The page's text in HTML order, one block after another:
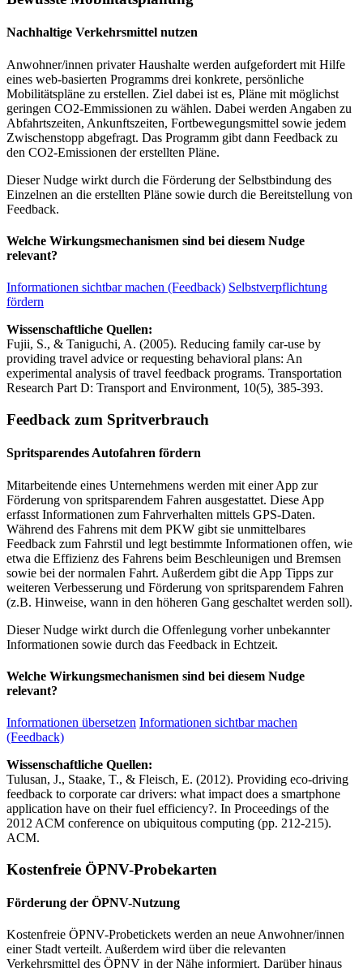
Nachhaltige Verkehrsmittel nutzen
Anwohner/innen privater Haushalte werden aufgefordert mit Hilfe
eines web-basierten Programms drei konkrete, persönliche
Mobilitätspläne zu erstellen. Ziel dabei ist es, Pläne mit möglichst
geringen CO2-Emmissionen zu wählen. Dabei werden Angaben zu
Abfahrtszeiten, Ankunftszeiten, Fortbewegungsmittel sowie jedem
Zwischenstopp abgefragt. Das Programm gibt dann Feedback zu
den CO2-Emissionen der erstellten Pläne.
Dieser Nudge wirkt durch die Förderung der Selbstbindung des
Einzelnen an die erstellten Pläne sowie durch die Bereitstellung von
Feedback.
Welche Wirkungsmechanismen sind bei diesem Nudge
relevant?
Informationen sichtbar machen (Feedback) Selbstverpflichtung
fördern
Wissenschaftliche Quellen:
Fujii, S., & Taniguchi, A. (2005). Reducing family car-use by
providing travel advice or requesting behavioral plans: An
experimental analysis of travel feedback programs. Transportation
Research Part D: Transport and Environment, 10(5), 385-393.
Feedback zum Spritverbrauch
Spritsparendes Autofahren fördern
Mitarbeitende eines Unternehmens werden mit einer App zur
Förderung von spritsparendem Fahren ausgestattet. Diese App
erfasst Informationen zum Fahrverhalten mittels GPS-Daten.
Während des Fahrens mit dem PKW gibt sie unmittelbares
Feedback zum Fahrstil und legt bestimmte Informationen offen, wie
etwa die Effizienz des Fahrens beim Beschleunigen und Bremsen
sowie bei der normalen Fahrt. Außerdem gibt die App Tipps zur
weiteren Verbesserung und Förderung von spritsparendem Fahren
(z.B. Hinweise, wann in den höheren Gang geschaltet werden soll).
Dieser Nudge wirkt durch die Offenlegung vorher unbekannter
Informationen sowie durch das Feedback in Echtzeit.
Welche Wirkungsmechanismen sind bei diesem Nudge
relevant?
Informationen übersetzen Informationen sichtbar machen
(Feedback)
Wissenschaftliche Quellen:
Tulusan, J., Staake, T., & Fleisch, E. (2012). Providing eco-driving
feedback to corporate car drivers: what impact does a smartphone
application have on their fuel efficiency?. In Proceedings of the
2012 ACM conference on ubiquitous computing (pp. 212-215).
ACM.
Kostenfreie ÖPNV-Probekarten
Förderung der ÖPNV-Nutzung
Kostenfreie ÖPNV-Probetickets werden an neue Anwohner/innen
einer Stadt verteilt. Außerdem wird über die relevanten
Verkehrsmittel des ÖPNV in der Nähe informiert. Darüber hinaus